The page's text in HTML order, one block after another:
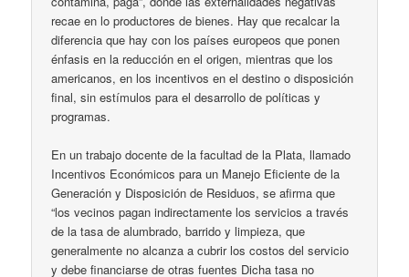
recae en lo productores de bienes. Hay que recalcar la
diferencia que hay con los países europeos que ponen
énfasis en la reducción en el origen, mientras que los
americanos, en los incentivos en el destino o disposición
final, sin estímulos para el desarrollo de políticas y
programas.
En un trabajo docente de la facultad de la Plata, llamado
Incentivos Económicos para un Manejo Eficiente de la
Generación y Disposición de Residuos, se afirma que
“los vecinos pagan indirectamente los servicios a través
de la tasa de alumbrado, barrido y limpieza, que
generalmente no alcanza a cubrir los costos del servicio
y debe financiarse de otras fuentes Dicha tasa no